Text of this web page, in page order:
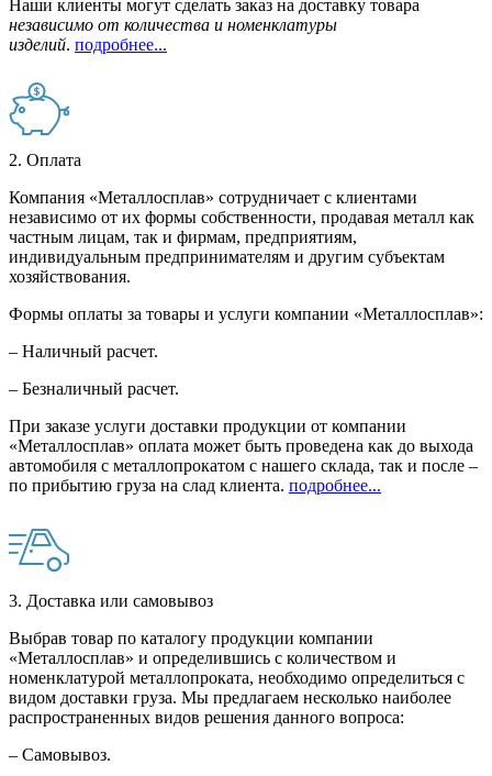
Наши клиенты могут сделать заказ на доставку товара
независимо от количества и номенклатуры
изделий. подробнее...
2. Оплата
Компания «Металлосплав» сотрудничает с клиентами
независимо от их формы собственности, продавая металл как
частным лицам, так и фирмам, предприятиям,
индивидуальным предпринимателям и другим субъектам
хозяйствования.
Формы оплаты за товары и услуги компании «Металлосплав»:
– Наличный расчет.
– Безналичный расчет.
При заказе услуги доставки продукции от компании
«Металлосплав» оплата может быть проведена как до выхода
автомобиля с металлопрокатом с нашего склада, так и после –
по прибытию груза на слад клиента. подробнее...
3. Доставка или самовывоз
Выбрав товар по каталогу продукции компании
«Металлосплав» и определившись с количеством и
номенклатурой металлопроката, необходимо определиться с
видом доставки груза. Мы предлагаем несколько наиболее
распространенных видов решения данного вопроса:
– Самовывоз.